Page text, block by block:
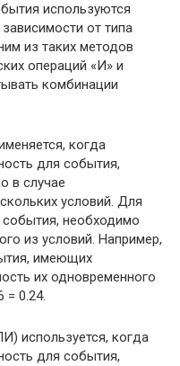
используются
от типа
из таких методов
операций «И» и
комбинации
когда
для события,
в случае
условий. Для
события, необходимо
из условий. Например,
имеющих
их одновременного
= 0.24.
используется, когда
для события,